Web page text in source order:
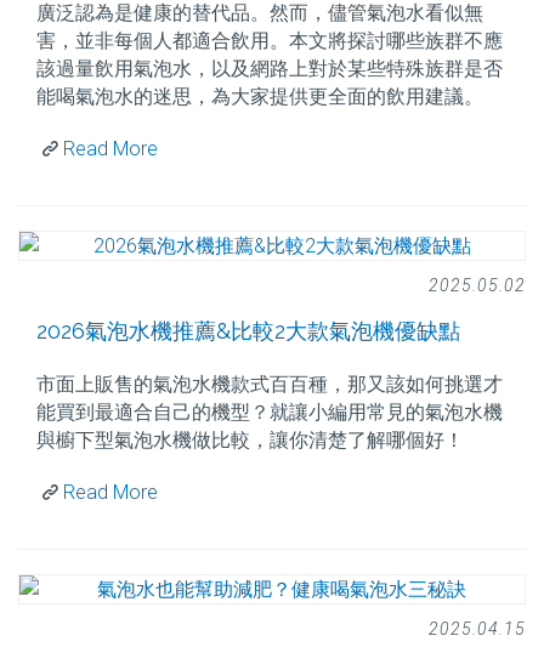
廣泛認為是健康的替代品。然而，儘管氣泡水看似無
害，並非每個人都適合飲用。本文將探討哪些族群不應
該過量飲用氣泡水，以及網路上對於某些特殊族群是否
能喝氣泡水的迷思，為大家提供更全面的飲用建議。
Read More
2025.05.02
2026氣泡水機推薦&比較2大款氣泡機優缺點
市面上販售的氣泡水機款式百百種，那又該如何挑選才
能買到最適合自己的機型？就讓小編用常見的氣泡水機
與櫥下型氣泡水機做比較，讓你清楚了解哪個好！
Read More
2025.04.15